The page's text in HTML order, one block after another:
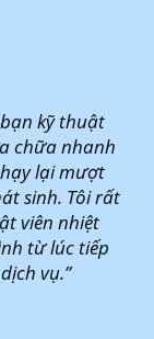
kỹ thuật
chữa nhanh
lại mượt
sinh. Tôi rất
viên nhiệt
từ lúc tiếp
vụ.”